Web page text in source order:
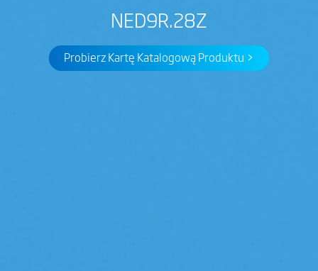
NED9R.28Z
Probierz Kartę Katalogową Produktu >